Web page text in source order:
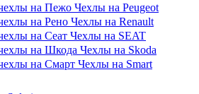
Чехлы на Peugeot
Чехлы на Renault
Чехлы на SEAT
Чехлы на Skoda
Чехлы на Smart